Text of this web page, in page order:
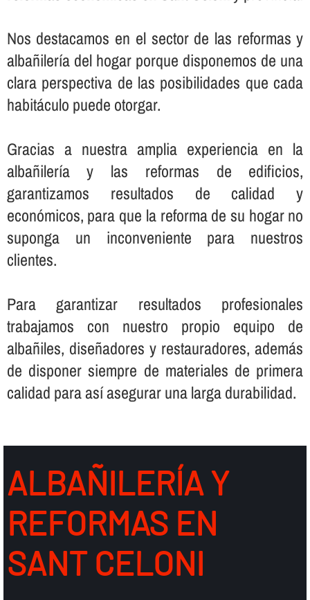
Nos destacamos en el sector de las reformas y
albañilerí­a del hogar porque disponemos de una
clara perspectiva de las posibilidades que cada
habitáculo puede otorgar.
Gracias a nuestra amplia experiencia en la
albañilerí­a y las reformas de edificios,
garantizamos resultados de calidad y
económicos, para que la reforma de su hogar no
suponga un inconveniente para nuestros
clientes.
Para garantizar resultados profesionales
trabajamos con nuestro propio equipo de
albañiles, diseñadores y restauradores, además
de disponer siempre de materiales de primera
calidad para así­ asegurar una larga durabilidad.
ALBAÑILERÍ­A Y
REFORMAS EN
SANT CELONI